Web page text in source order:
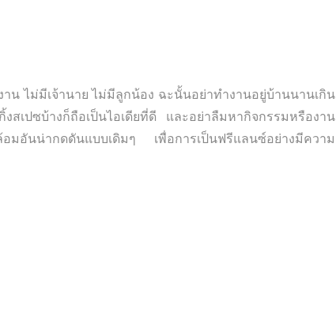
น ไม่มีเจ้านาย ไม่มีลูกน้อง ฉะนั้นอย่าทำงานอยู่บ้านนานเกิน
สเปซบ้างก็ถือเป็นไอเดียที่ดี และอย่าลืมหากิจกรรมหรืองาน
มอันน่ากดดันแบบเดิมๆ เพื่อการเป็นฟรีแลนซ์อย่างมีความ